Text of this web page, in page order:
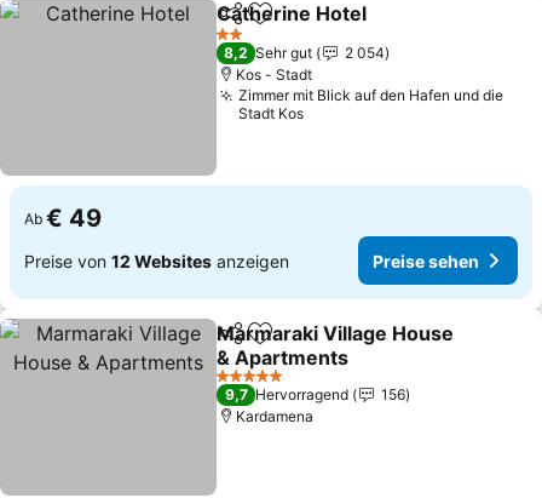
TeilenZu Favoriten hinzufügen
Catherine Hotel
2 Sterne
8,2 Sehr gut
2 054
Kos - Stadt
Zimmer mit Blick auf den Hafen und die
Stadt Kos
Ab € 49
Preise von 12 Websites anzeigen Preise sehen
TeilenZu Favoriten hinzufügen
Marmaraki Village House
& Apartments
Preise sehen
5 Sterne
9,7 Hervorragend
156
Kardamena